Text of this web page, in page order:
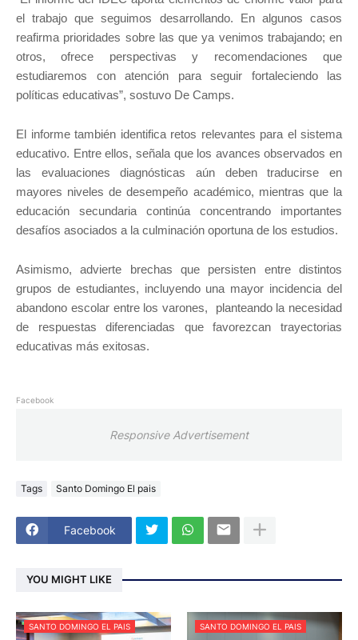
el trabajo que seguimos desarrollando. En algunos casos
reafirma prioridades sobre las que ya venimos trabajando; en
otros, ofrece perspectivas y recomendaciones que
estudiaremos con atención para seguir fortaleciendo las
políticas educativas”, sostuvo De Camps.
El informe también identifica retos relevantes para el sistema
educativo. Entre ellos, señala que los avances observados en
las evaluaciones diagnósticas aún deben traducirse en
mayores niveles de desempeño académico, mientras que la
educación secundaria continúa concentrando importantes
desafíos asociados a la culminación oportuna de los estudios.
Asimismo, advierte brechas que persisten entre distintos
grupos de estudiantes, incluyendo una mayor incidencia del
abandono escolar entre los varones, planteando la necesidad
de respuestas diferenciadas que favorezcan trayectorias
educativas más exitosas.
Facebook
Responsive Advertisement
Tags Santo Domingo El pais
Facebook
YOU MIGHT LIKE
SANTO DOMINGO EL PAIS SANTO DOMINGO EL PAIS